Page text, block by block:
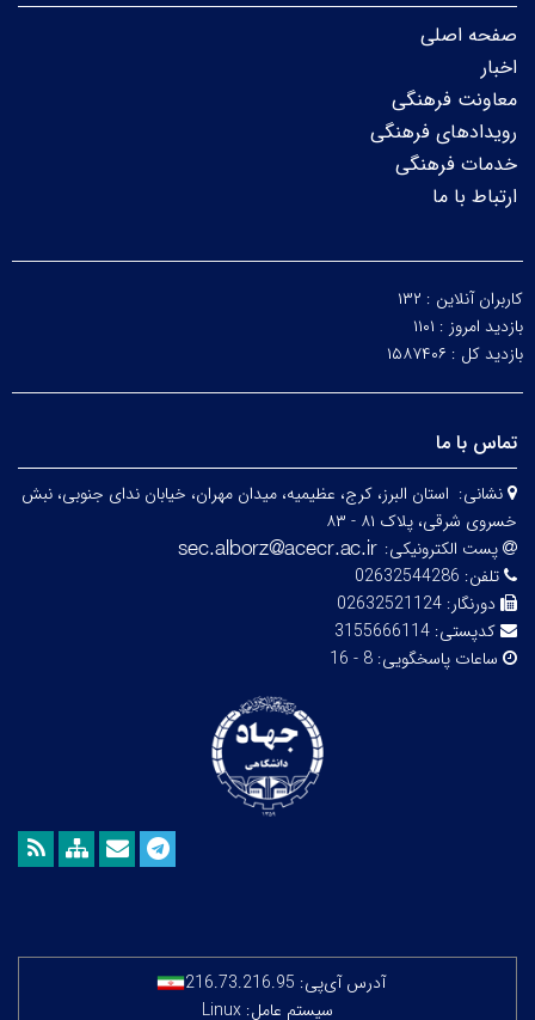
صفحه اصلی
اخبار
معاونت فرهنگی
رویدادهای فرهنگی
خدمات فرهنگی
ارتباط با ما
کاربران آنلاین : ۱۳۲
بازدید امروز : ۱۱۰۱
بازدید کل : ۱۵۸۷۴۰۶
تماس با ما
نشانی: استان البرز، کرج، عظیمیه، میدان مهران، خیابان ندای جنوبی، نبش
خسروی شرقی، پلاک ۸۱ - ۸۳
پست الکترونیکی:
تلفن: 02632544286
دورنگار: 02632521124
کدپستی: 3155666114
ساعات پاسخگویی: 8 - 16
آدرس آی‌پی: 216.73.216.95
سیستم عامل: Linux